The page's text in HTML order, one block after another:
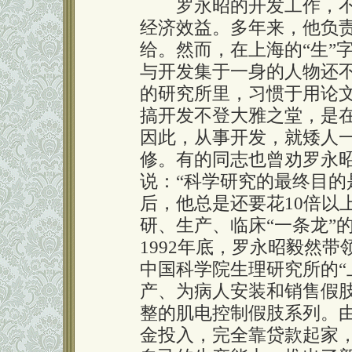
罗永昭的开发工作，不
经济效益。多年来，他负
给。然而，在上海的“生”
与开发集于一身的人物还
的研究所里，习惯于用论
搞开发不登大雅之堂，是
因此，从事开发，就矮人
修。有的同志也曾劝罗永
说：“科学研究的最终目
后，他总是还要花10倍以
研、生产、临床“一条龙”
1992年底，罗永昭毅然带
中国科学院生理研究所的
产、为病人安装和销售假
整的肌电控制假肢系列。
金投入，完全靠贷款起家